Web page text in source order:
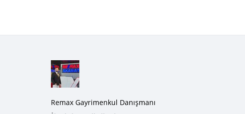
Remax Gayrimenkul Danışmanı